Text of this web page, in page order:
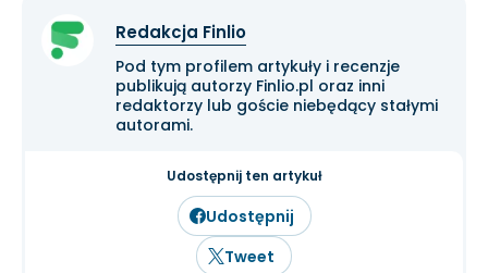
Redakcja Finlio
Pod tym profilem artykuły i recenzje
publikują autorzy Finlio.pl oraz inni
redaktorzy lub goście niebędący stałymi
autorami.
Udostępnij ten artykuł
Udostępnij
Tweet